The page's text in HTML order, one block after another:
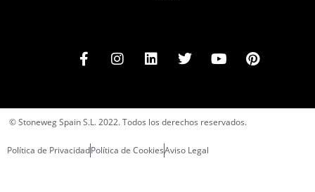
© Stoneweg Spain S.L. 2022. Todos los derechos reservados.
Política de PrivacidadPolítica de CookiesAviso Legal